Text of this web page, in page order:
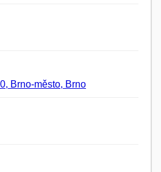
Brno-město, Brno